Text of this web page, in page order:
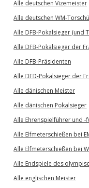
Alle deutschen Vizemeister
Alle deutschen WM-
Alle DFB-Pokalsieger (und
Alle DFB-Pokalsieger der
Alle DFB-Präsidenten
Alle DFD-Pokalsieger der
Alle dänischen Meister
Alle dänischen Pokalsieger
Alle Ehrenspielführer und -
Alle Elfmeterschießen bei
Alle Elfmeterschießen bei
Alle Endspiele des
Alle englischen Meister